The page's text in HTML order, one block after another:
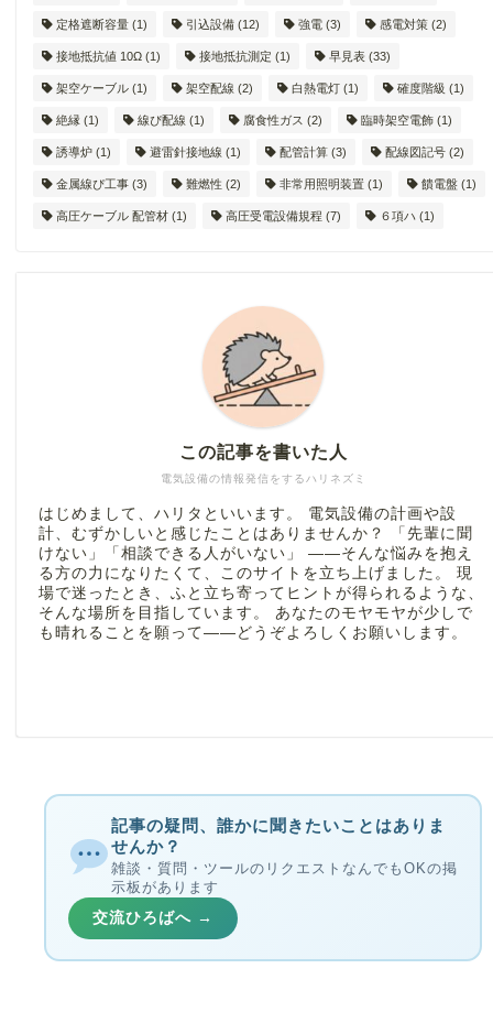
定格遮断容量 (1) 引込設備 (12) 強電 (3) 感電対策 (2)
接地抵抗値 10Ω (1) 接地抵抗測定 (1) 早見表 (33)
架空ケーブル (1) 架空配線 (2) 白熱電灯 (1) 確度階級 (1)
絶縁 (1) 線ぴ配線 (1) 腐食性ガス (2) 臨時架空電飾 (1)
誘導炉 (1) 避雷針接地線 (1) 配管計算 (3) 配線図記号 (2)
金属線ぴ工事 (3) 難燃性 (2) 非常用照明装置 (1) 饋電盤 (1)
高圧ケーブル 配管材 (1) 高圧受電設備規程 (7) ６項ハ (1)
電気設備の情報発信をするハリネズミ
この記事を書いた人
はじめまして、ハリタといいます。 電気設備の計画や設
計、むずかしいと感じたことはありませんか？ 「先輩に聞
けない」「相談できる人がいない」 ――そんな悩みを抱え
る方の力になりたくて、このサイトを立ち上げました。 現
場で迷ったとき、ふと立ち寄ってヒントが得られるような、
そんな場所を目指しています。 あなたのモヤモヤが少しで
も晴れることを願って――どうぞよろしくお願いします。
記事の疑問、誰かに聞きたいことはありま
せんか？
雑談・質問・ツールのリクエストなんでもOKの掲
示板があります
交流ひろばへ →